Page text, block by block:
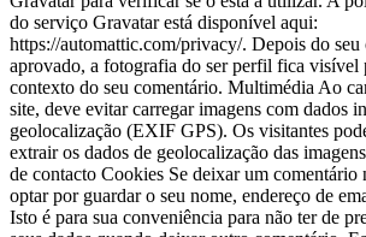
do serviço Gravatar está disponível aqui:
https://automattic.com/privacy/. Depois do seu
aprovado, a fotografia do ser perfil fica visível
contexto do seu comentário. Multimédia Ao
site, deve evitar carregar imagens com dados
geolocalização (EXIF GPS). Os visitantes
extrair os dados de geolocalização das
de contacto Cookies Se deixar um comentário
optar por guardar o seu nome, endereço de
Isto é para sua conveniência para não ter de